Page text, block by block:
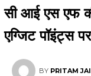
सी आई एस एफ
एग्जिट पॉइंट्स
BY PRITAM